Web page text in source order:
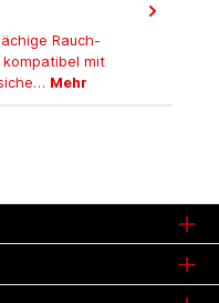
Rauch-
kompatibel mit
Mehr